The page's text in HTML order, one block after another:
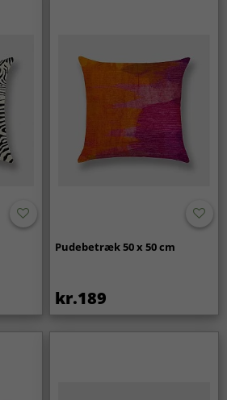
Pudebetræk 50 x 50 cm
kr.189